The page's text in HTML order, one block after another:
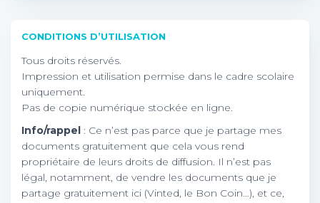
CONDITIONS D’UTILISATION
Tous droits réservés.
Impression et utilisation permise dans le cadre scolaire
uniquement.
Pas de copie numérique stockée en ligne.
Info/rappel : Ce n’est pas parce que je partage mes
documents gratuitement que cela vous rend
propriétaire de leurs droits de diffusion. Il n’est pas
légal, notamment, de vendre les documents que je
partage gratuitement ici (Vinted, le Bon Coin…), et ce,